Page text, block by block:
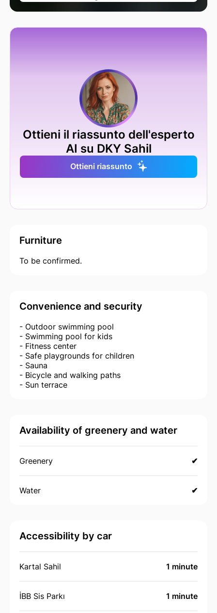
Ottieni il riassunto dell'esperto
AI su DKY Sahil
Ottieni riassunto
Furniture
To be confirmed.
Convenience and security
- Outdoor swimming pool
- Swimming pool for kids
- Fitness center
- Safe playgrounds for children
- Sauna
- Bicycle and walking paths
- Sun terrace
Availability of greenery and water
Greenery ✔
Water ✔
Accessibility by car
Kartal Sahil 1 minute
İBB Sis Parkı 1 minute